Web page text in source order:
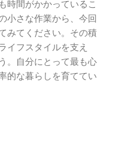
時間がかかっているこ
小さな作業から、今回
みてください。その積
イフスタイルを支え
。自分にとって最も心
的な暮らしを育ててい